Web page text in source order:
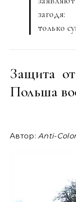
только
Защита
Польша
Автор:Anti-